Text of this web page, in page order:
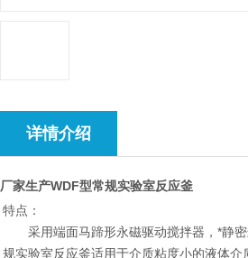
详情介绍
厂家生产WDF型常规实验室反应釜
特点：
采用端面马蹄形永磁驱动搅拌器，*静密
规实验室反应釜适用于介质粘度小的液体